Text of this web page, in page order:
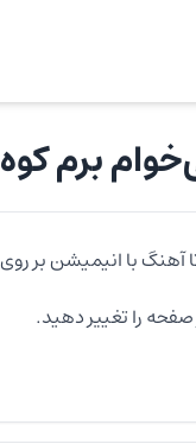
برم کوه
آهنگ با انیمیشن بر روی
صفحه را تغییر دهید.